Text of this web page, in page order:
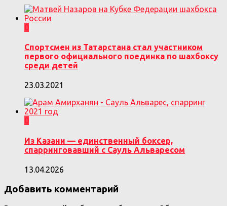
0
Спортсмен из Татарстана стал участником
первого официального поединка по шахбоксу
среди детей
23.03.2021
0
Из Казани — единственный боксер,
спарринговавший с Сауль Альваресом
13.04.2026
Добавить комментарий